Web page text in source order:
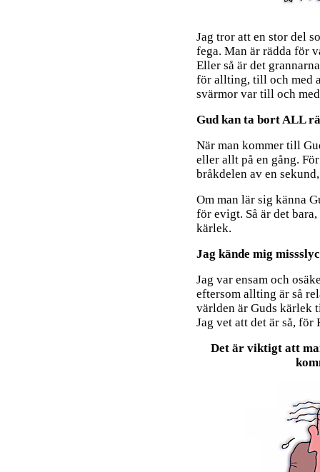
Jag tror att en stor del
fega. Man är rädda för
Eller så är det
för allting, till och med
svärmor var till och
Gud kan ta bort ALL
När man kommer till
eller allt på en gång.
bråkdelen av en
Om man lär sig känna
för evigt. Så är det
kärlek.
Jag kände mig
Jag var ensam och
eftersom allting är så
världen är Guds kärlek
Jag vet att det är så, för
Det är viktigt att